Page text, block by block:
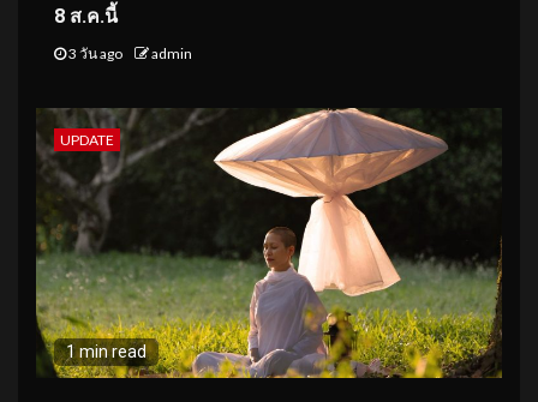
8 ส.ค.นี้
3 วัน ago admin
UPDATE
1 min read